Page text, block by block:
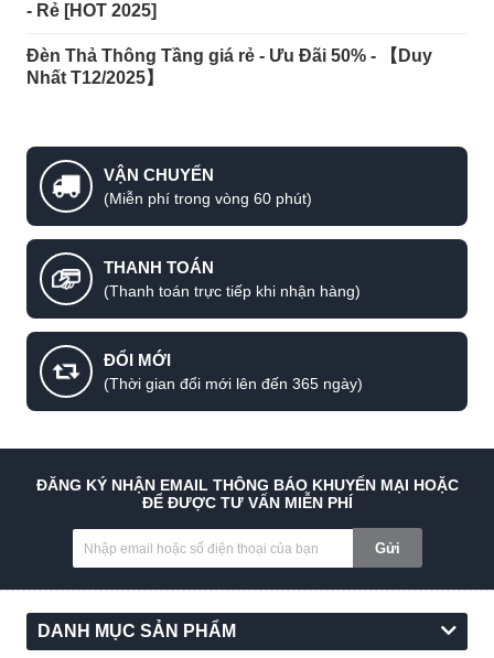
- Rẻ [HOT 2025]
Đèn Thả Thông Tầng giá rẻ - Ưu Đãi 50% - 【Duy
Nhất T12/2025】
VẬN CHUYỂN
(Miễn phí trong vòng 60 phút)
THANH TOÁN
(Thanh toán trực tiếp khi nhận hàng)
ĐỔI MỚI
(Thời gian đổi mới lên đến 365 ngày)
ĐĂNG KÝ NHẬN EMAIL THÔNG BÁO KHUYẾN MẠI HOẶC
ĐỂ ĐƯỢC TƯ VẤN MIỄN PHÍ
Gửi
DANH MỤC SẢN PHẨM